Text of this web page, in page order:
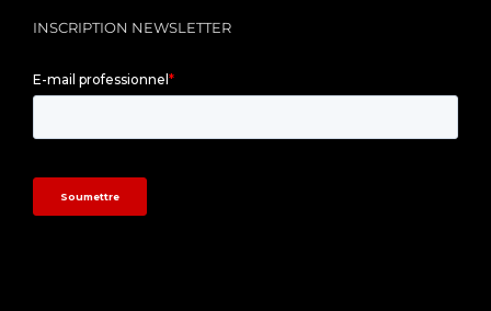
INSCRIPTION NEWSLETTER